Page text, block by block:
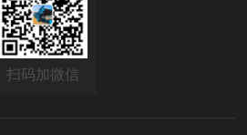
扫码加微信